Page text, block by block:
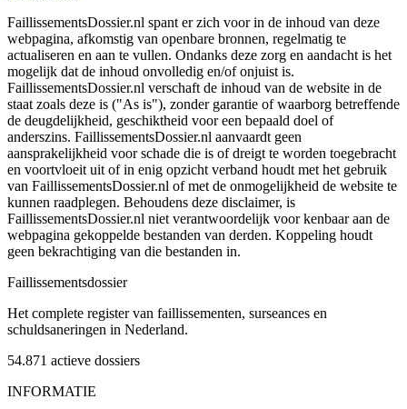
FaillissementsDossier.nl spant er zich voor in de inhoud van deze
webpagina, afkomstig van openbare bronnen, regelmatig te
actualiseren en aan te vullen. Ondanks deze zorg en aandacht is het
mogelijk dat de inhoud onvolledig en/of onjuist is.
FaillissementsDossier.nl verschaft de inhoud van de website in de
staat zoals deze is ("As is"), zonder garantie of waarborg betreffende
de deugdelijkheid, geschiktheid voor een bepaald doel of
anderszins. FaillissementsDossier.nl aanvaardt geen
aansprakelijkheid voor schade die is of dreigt te worden toegebracht
en voortvloeit uit of in enig opzicht verband houdt met het gebruik
van FaillissementsDossier.nl of met de onmogelijkheid de website te
kunnen raadplegen. Behoudens deze disclaimer, is
FaillissementsDossier.nl niet verantwoordelijk voor kenbaar aan de
webpagina gekoppelde bestanden van derden. Koppeling houdt
geen bekrachtiging van die bestanden in.
Faillissementsdossier
Het complete register van faillissementen, surseances en
schuldsaneringen in Nederland.
54.871 actieve dossiers
INFORMATIE